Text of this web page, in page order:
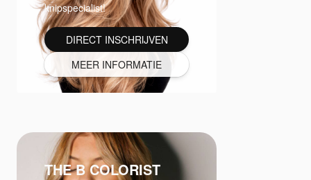
knipspecialist!
DIRECT INSCHRIJVEN
MEER INFORMATIE
THE B COLORIST